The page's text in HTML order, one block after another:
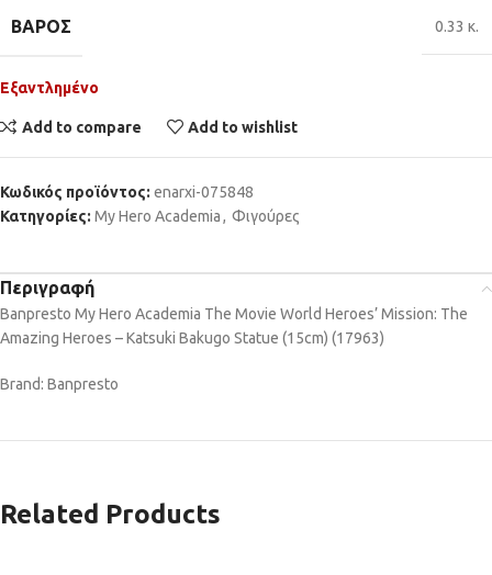
ΒΆΡΟΣ 0.33 κ.
Εξαντλημένο
Add to compare Add to wishlist
Κωδικός προϊόντος: enarxi-075848
Κατηγορίες: My Hero Academia, Φιγούρες
Περιγραφή
Banpresto My Hero Academia The Movie World Heroes’ Mission: The
Amazing Heroes – Katsuki Bakugo Statue (15cm) (17963)
Brand: Banpresto
Related Products